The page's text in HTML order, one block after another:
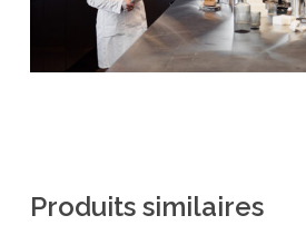
Produits similaires